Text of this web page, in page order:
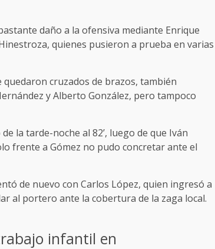
daño a la ofensiva mediante Enrique
quienes pusieron a prueba en varias
cruzados de brazos, también
y Alberto González, pero tampoco
la tarde-noche al 82’, luego de que Iván
frente a Gómez no pudo concretar ante el
de nuevo con Carlos López, quien ingresó a
al portero ante la cobertura de la zaga local.
infantil en